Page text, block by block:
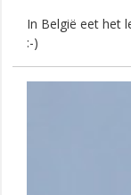
In België eet het
:-)